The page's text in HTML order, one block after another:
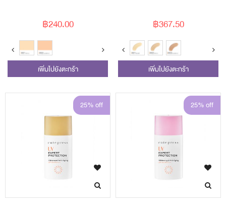
฿240.00
เพิ่มไปยังตะกร้า
฿367.50
เพิ่มไปยังตะกร้า
25% off 25% off